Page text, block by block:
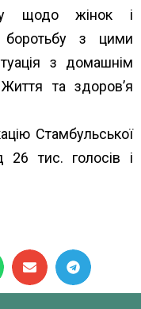
щодо жінок і
боротьбу з цими
з домашнім
та здоров’я
Стамбульської
26 тис. голосів і